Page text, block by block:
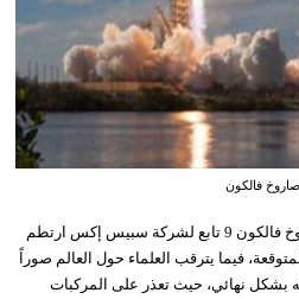
صاروخ فالكون
يُعتقد أن جزءاً ضخماً تائهاً من صاروخ فالكون 9 تابع لشركة سبيس إكس ارتطم
فيما يترقب العلماء حول العالم صوراً
بشكل نهائي، حيث تعذر على المركبات